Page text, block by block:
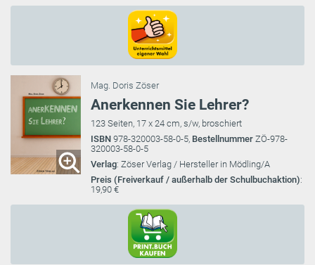
Mag. Doris Zöser
Anerkennen Sie Lehrer?
123 Seiten, 17 x 24 cm, s/w, broschiert
ISBN 978-320003-58-0-5, Bestellnummer ZÖ-978-
320003-58-0-5
Verlag: Zöser Verlag / Hersteller in Mödling/A
Preis (Freiverkauf / außerhalb der Schulbuchaktion):
19,90 €